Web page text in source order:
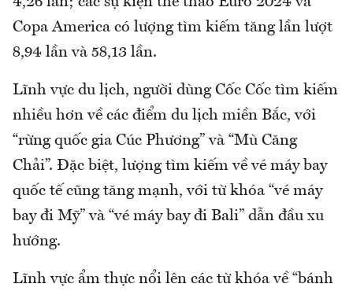
Copa America có lượng tìm kiếm tăng lần lượt
8,94 lần và 58,13 lần.
Lĩnh vực du lịch, người dùng Cốc Cốc tìm kiếm
nhiều hơn về các điểm du lịch miền Bắc, với
“rừng quốc gia Cúc Phương” và “Mù Căng
Chải”. Đặc biệt, lượng tìm kiếm về vé máy bay
quốc tế cũng tăng mạnh, với từ khóa “vé máy
bay đi Mỹ” và “vé máy bay đi Bali” dẫn đầu xu
hướng.
Lĩnh vực ẩm thực nổi lên các từ khóa về “bánh